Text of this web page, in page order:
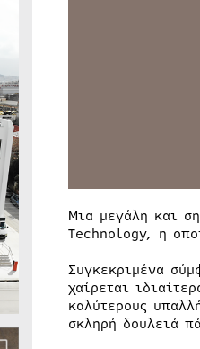
Μια μεγάλη και
Technology, η
Συγκεκριμένα
χαίρεται
καλύτερους
σκληρή δουλειά